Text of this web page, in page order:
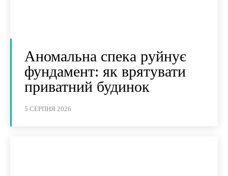
Аномальна спека руйнує
фундамент: як врятувати
приватний будинок
5 СЕРПНЯ 2026